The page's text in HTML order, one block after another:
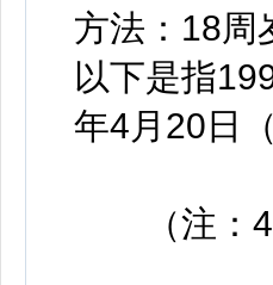
方法：18周
以下是指
年4月20日
（注：4